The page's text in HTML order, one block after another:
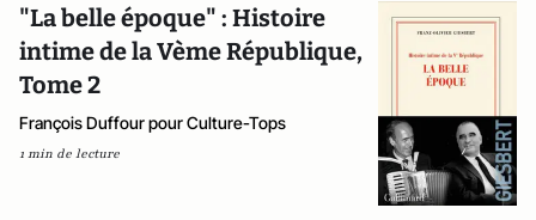
"La belle époque" : Histoire
intime de la Vème République,
Tome 2
François Duffour pour Culture-Tops
1 min de lecture